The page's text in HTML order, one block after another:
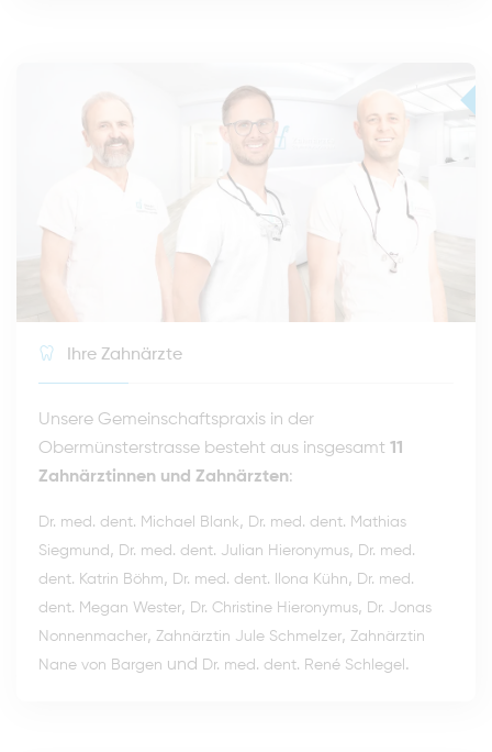
Ihre Zahnärzte
Unsere Gemeinschaftspraxis in der
Obermünsterstrasse besteht aus insgesamt 11
Zahnärztinnen und Zahnärzten:
Dr. med. dent. Michael Blank, Dr. med. dent. Mathias
Siegmund , Dr. med. dent. Julian Hieronymus, Dr. med.
dent. Katrin Böhm, Dr. med. dent. Ilona Kühn, Dr. med.
dent. Megan Wester, Dr. Christine Hieronymus, Dr. Jonas
Nonnenmacher, Zahnärztin Jule Schmelzer, Zahnärztin
Nane von Bargen und Dr. med. dent. René Schlegel .